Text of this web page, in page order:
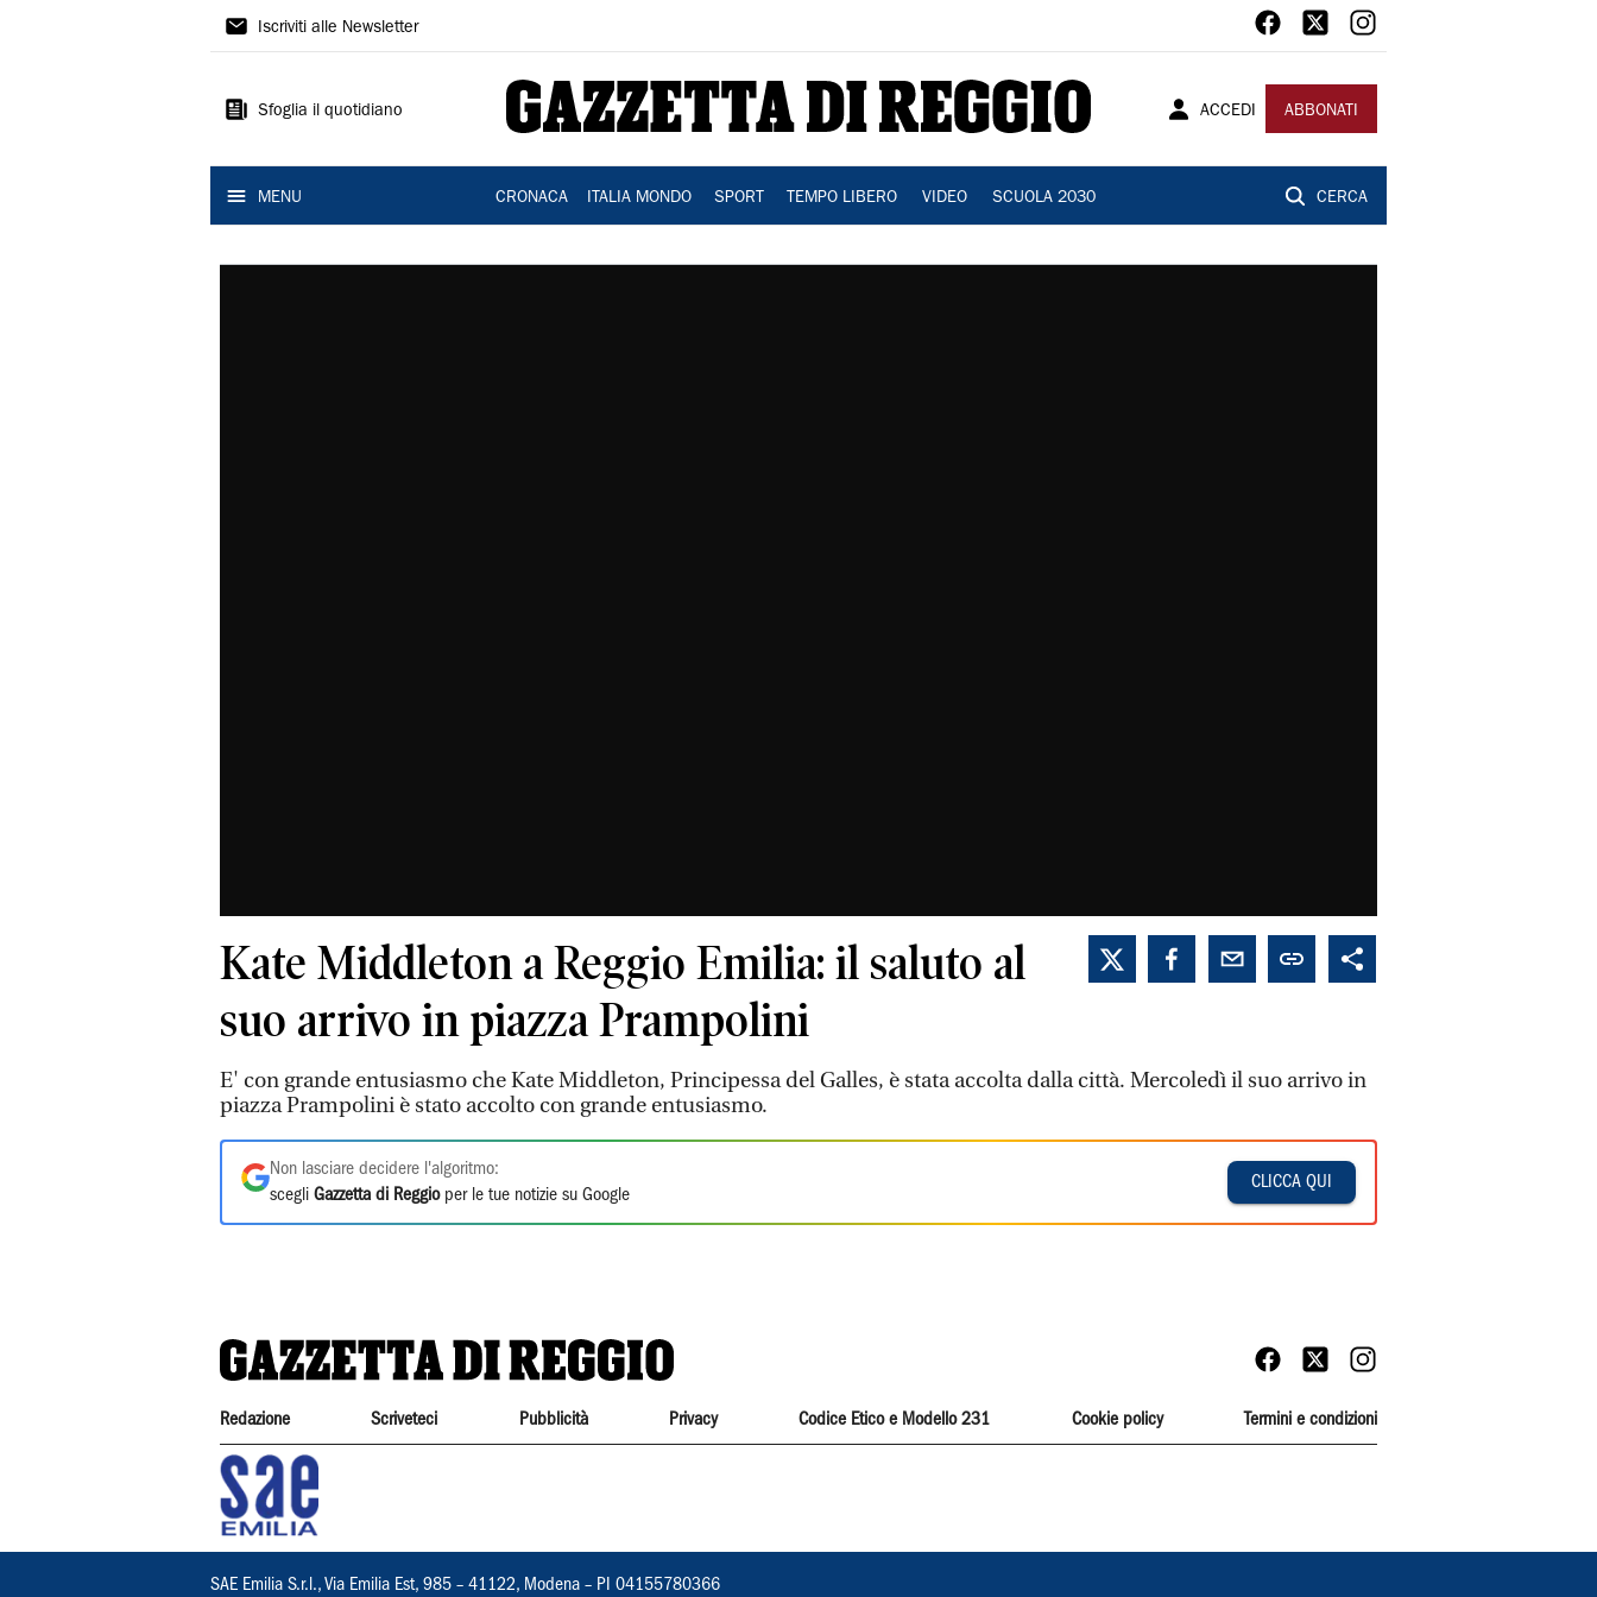
Gazzetta
Reggio
Iscriviti alle Newsletter
Sfoglia il quotidiano ACCEDI ABBONATI
MENU CRONACA ITALIA MONDO SPORT TEMPO LIBERO VIDEO SCUOLA 2030 CERCA
Kate Middleton a Reggio Emilia: il saluto al
suo arrivo in piazza Prampolini
E' con grande entusiasmo che Kate Middleton, Principessa del Galles, è stata accolta dalla città. Mercoledì il suo arrivo in
piazza Prampolini è stato accolto con grande entusiasmo.
Non lasciare decidere l'algoritmo:
scegli Gazzetta di Reggioper le tue notizie su Google
CLICCA QUI
Redazione Scriveteci Pubblicità Privacy Codice Etico e Modello 231 Cookie policy Termini e condizioni
SAE Emilia S.r.l., Via Emilia Est, 985 – 41122, Modena – PI 04155780366